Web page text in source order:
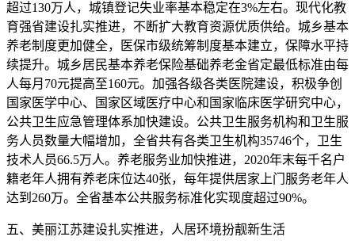
超过130万人，城镇登记失业率基本稳定在3%左右。现代化教
育强省建设扎实推进，不断扩大教育资源优质供给。城乡基本
养老制度更加健全，医保市级统筹制度基本建立，保障水平持
续提升。城乡居民基本养老保险基础养老金省定最低标准由每
人每月70元提高至160元。加强各级各类医院建设，积极争创
国家医学中心、国家区域医疗中心和国家临床医学研究中心，
公共卫生应急管理体系加快建设。公共卫生服务机构和卫生服
务人员数量大幅增加，全省共有各类卫生机构35746个，卫生
技术人员66.5万人。养老服务业加快推进，2020年末每千名户
籍老年人拥有养老床位达40张，每年提供居家上门服务老年人
达到260万。全省基本公共服务标准化实现度超过90%。
五、美丽江苏建设扎实推进，人居环境扮靓新生活